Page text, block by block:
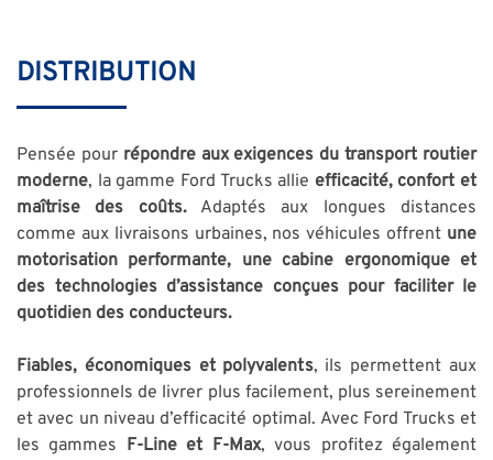
DISTRIBUTION
Pensée pour répondre aux exigences du transport routier
moderne, la gamme Ford Trucks allie efficacité, confort et
maîtrise des coûts.Adaptés aux longues distances
comme aux livraisons urbaines, nos véhicules offrent une
motorisation performante, une cabine ergonomique et
des technologies d’assistance conçues pour faciliter le
quotidien des conducteurs.
Fiables, économiques et polyvalents, ils permettent aux
professionnels de livrer plus facilement, plus sereinement
et avec un niveau d’efficacité optimal. Avec Ford Trucks et
les gammes F-Line et F-Max, vous profitez également